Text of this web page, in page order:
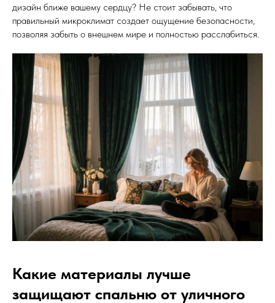
дизайн ближе вашему сердцу? Не стоит забывать, что
правильный микроклимат создает ощущение безопасности,
позволяя забыть о внешнем мире и полностью расслабиться.
Какие материалы лучше
защищают спальню от уличного